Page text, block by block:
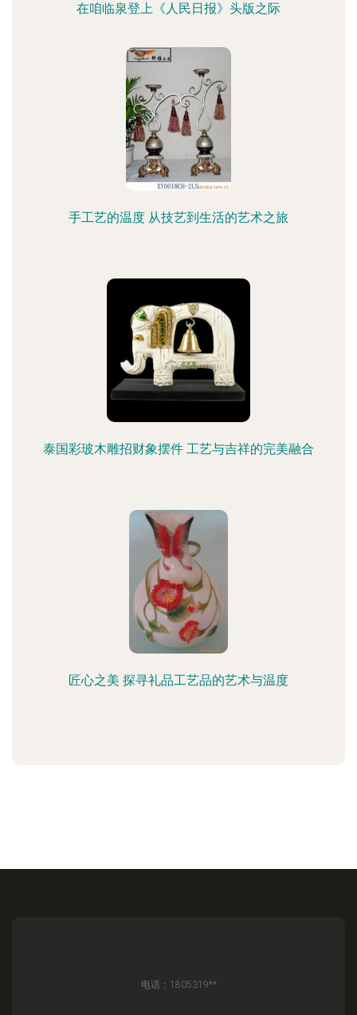
在咱临泉登上《人民日报》头版之际
手工艺的温度 从技艺到生活的艺术之旅
泰国彩玻木雕招财象摆件 工艺与吉祥的完美融合
匠心之美 探寻礼品工艺品的艺术与温度
电话：1805319**